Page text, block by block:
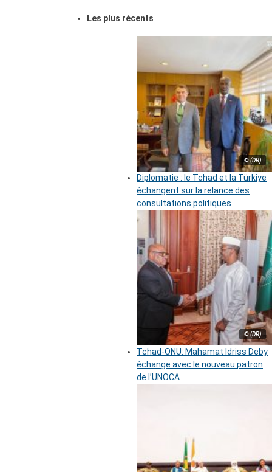
Les plus récents
© (DR)
Diplomatie : le Tchad et la Türkiye
échangent sur la relance des
consultations politiques
© (DR)
Tchad-ONU: Mahamat Idriss Deby
échange avec le nouveau patron
de l’UNOCA